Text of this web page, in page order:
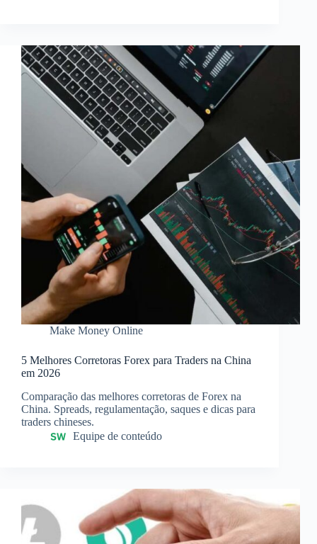
Make Money Online
5 Melhores Corretoras Forex para Traders na China
em 2026
Comparação das melhores corretoras de Forex na
China. Spreads, regulamentação, saques e dicas para
traders chineses.
Equipe de conteúdo